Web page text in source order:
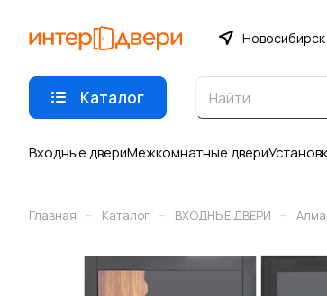
Новосибирск
Каталог
Входные двериМежкомнатные двери
Главная – Каталог – ВХОДНЫЕ ДВЕРИ –